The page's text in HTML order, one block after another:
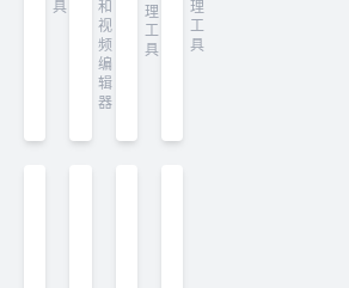
具
和
视
频
编
辑
器
理
工
具
理
工
具